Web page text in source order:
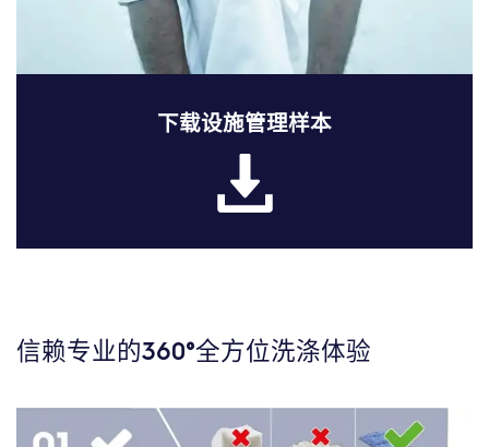
下载设施管理样本
信赖专业的360°全方位洗涤体验